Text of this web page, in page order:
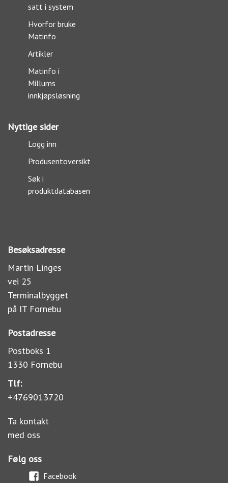
satt i system
Hvorfor bruke
Matinfo
Artikler
Matinfo i
Millums
innkjøpsløsning
Nyttige sider
Logg inn
Produsentoversikt
Søk i
produktdatabasen
Besøksadresse
Martin Linges
vei 25
Terminalbygget
på IT Fornebu
Postadresse
Postboks 1
1330 Fornebu
Tlf:
+4769013720
Ta kontakt
med oss
Følg oss
Facebook